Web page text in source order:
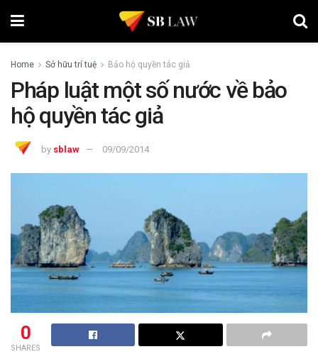
Home Sở hữu trí tuệ Bảo hộ quyền tác giả
Pháp luật một số nước về bảo
hộ quyền tác giả
by sblaw 09/09/2014
0
SHARES